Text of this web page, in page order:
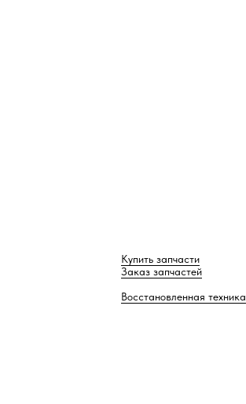
Купить запчасти
Заказ запчастей
Восстановленная техника